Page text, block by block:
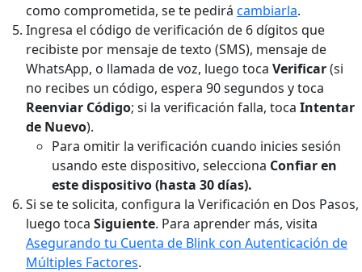
como comprometida, se te pedirá cambiarla.
Ingresa el código de verificación de 6 dígitos que
recibiste por mensaje de texto (SMS), mensaje de
WhatsApp, o llamada de voz, luego toca Verificar(si
no recibes un código, espera 90 segundos y toca
Reenviar Código; si la verificación falla, toca Intentar
de Nuevo).
Para omitir la verificación cuando inicies sesión
usando este dispositivo, selecciona Confiar en
este dispositivo (hasta 30 días).
Si se te solicita, configura la Verificación en Dos Pasos,
luego toca Siguiente. Para aprender más, visita
Asegurando tu Cuenta de Blink con Autenticación de
Múltiples Factores.